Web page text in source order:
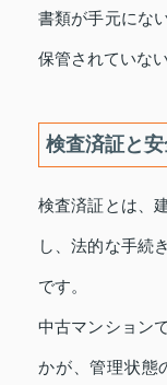
書類が手元にな
保管されていな
検査済証と
検査済証とは、
し、法的な手続
です。
中古マンション
かが、管理状態